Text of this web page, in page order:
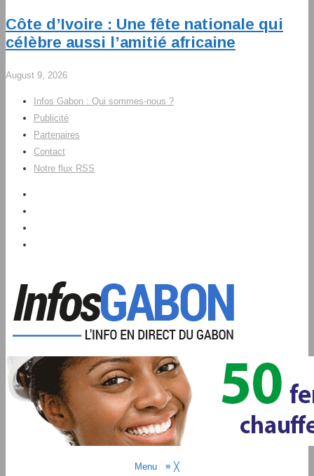
Côte d’Ivoire : Une fête nationale qui
célèbre aussi l’amitié africaine
August 9, 2026
Infos Gabon : Qui sommes-nous ?
Publicité
Partenaires
Contact
Notre flux RSS
Menu ≡ ╳